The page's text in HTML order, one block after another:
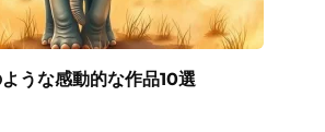
ような感動的な作品10選